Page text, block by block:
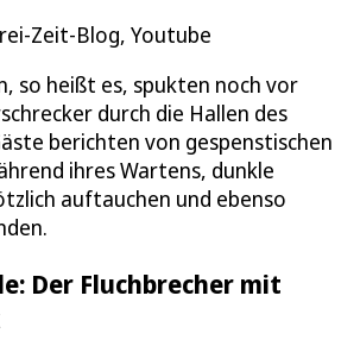
Zeit-Blog, Youtube
so heißt es, spukten noch vor
durch die Hallen des
berichten von gespenstischen
ihres Wartens, dunkle
auftauchen und ebenso
Der Fluchbrecher mit